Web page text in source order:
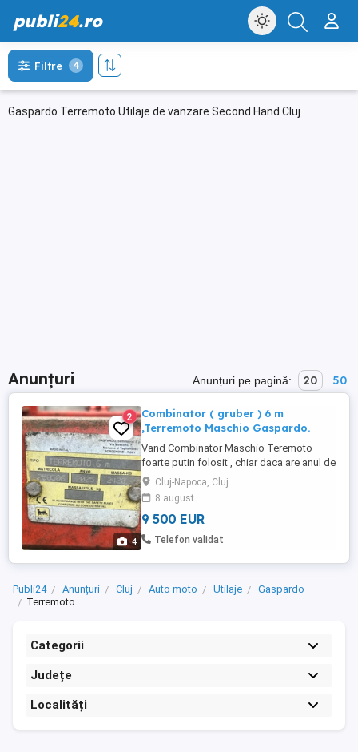
publi24.ro
Gaspardo Terremoto Utilaje de vanzare Second Hand Cluj
Filtre 4
Anunțuri Anunțuri pe pagină: 20 50
4
2
Combinator ( gruber ) 6 m
,Terremoto Maschio Gaspardo.
Vand Combinator Maschio Teremoto
foarte putin folosit , chiar daca are anul de
fabricatie din 2005. Pret 9500 euro.
Cluj-Napoca, Cluj
8 august
9 500 EUR
Telefon validat
Publi24 Anunțuri Cluj Auto moto Utilaje
Gaspardo
Terremoto
Categorii
Județe
Localități